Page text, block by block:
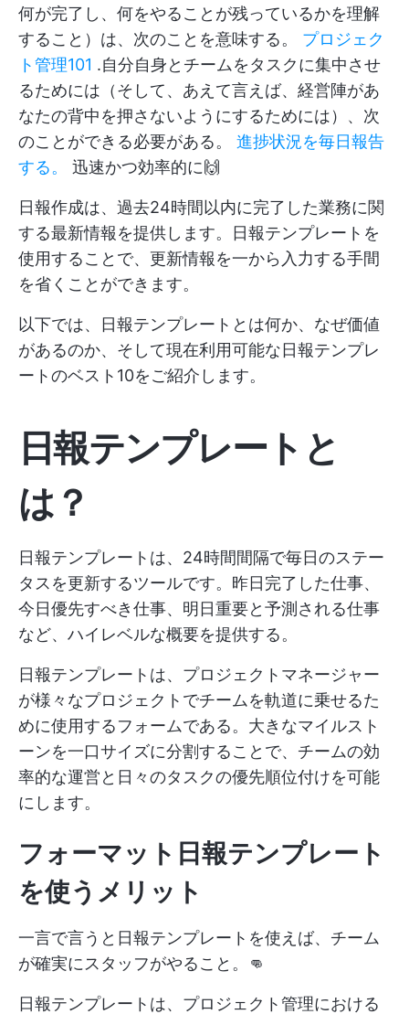
何が完了し、何をやることが残っているかを理解
すること）は、次のことを意味する。 プロジェク
ト管理101 .自分自身とチームをタスクに集中させ
るためには（そして、あえて言えば、経営陣があ
なたの背中を押さないようにするためには）、次
のことができる必要がある。 進捗状況を毎日報告
する。
迅速かつ効率的に🙌
日報作成は、過去24時間以内に完了した業務に関
する最新情報を提供します。日報テンプレートを
使用することで、更新情報を一から入力する手間
を省くことができます。
以下では、日報テンプレートとは何か、なぜ価値
があるのか、そして現在利用可能な日報テンプレ
ートのベスト10をご紹介します。
日報テンプレートと
は？
日報テンプレートは、24時間間隔で毎日のステー
タスを更新するツールです。昨日完了した仕事、
今日優先すべき仕事、明日重要と予測される仕事
など、ハイレベルな概要を提供する。
日報テンプレートは、プロジェクトマネージャー
が様々なプロジェクトでチームを軌道に乗せるた
めに使用するフォームである。大きなマイルスト
ーンを一口サイズに分割することで、チームの効
率的な運営と日々のタスクの優先順位付けを可能
にします。
フォーマット日報テンプレート
を使うメリット
一言で言うと日報テンプレートを使えば、チーム
が確実にスタッフがやること。👊
日報テンプレートは、プロジェクト管理における